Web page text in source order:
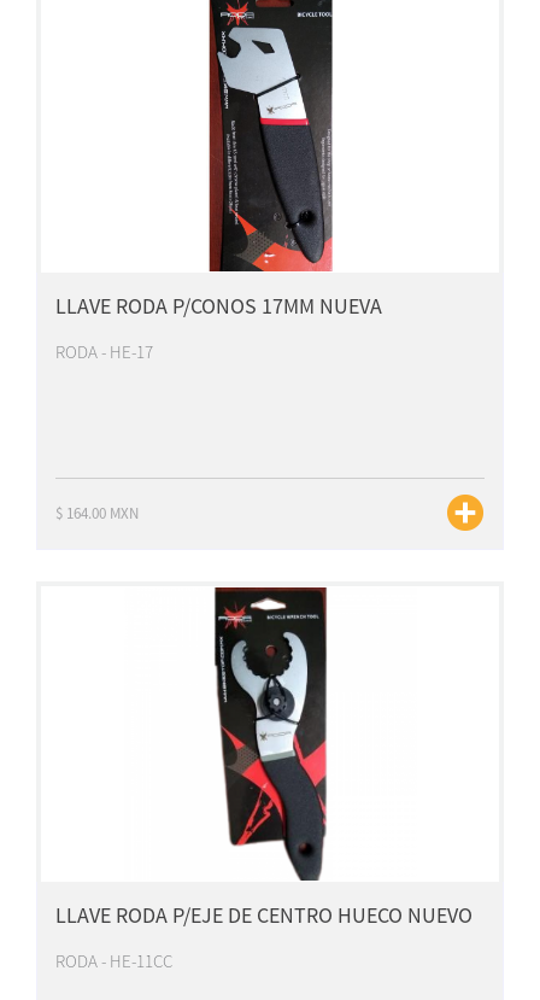
LLAVE RODA P/CONOS 17MM NUEVA
RODA - HE-17
$ 164.00 MXN
LLAVE RODA P/EJE DE CENTRO HUECO NUEVO
RODA - HE-11CC